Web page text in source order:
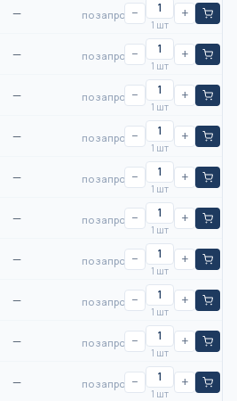
— по запросу−
1 шт
+
— по запросу−
1 шт
+
— по запросу−
1 шт
+
— по запросу−
1 шт
+
— по запросу−
1 шт
+
— по запросу−
1 шт
+
— по запросу−
1 шт
+
— по запросу−
1 шт
+
— по запросу−
1 шт
+
— по запросу−
1 шт
+